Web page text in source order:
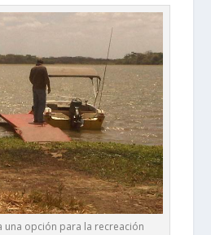
una opción para la recreación